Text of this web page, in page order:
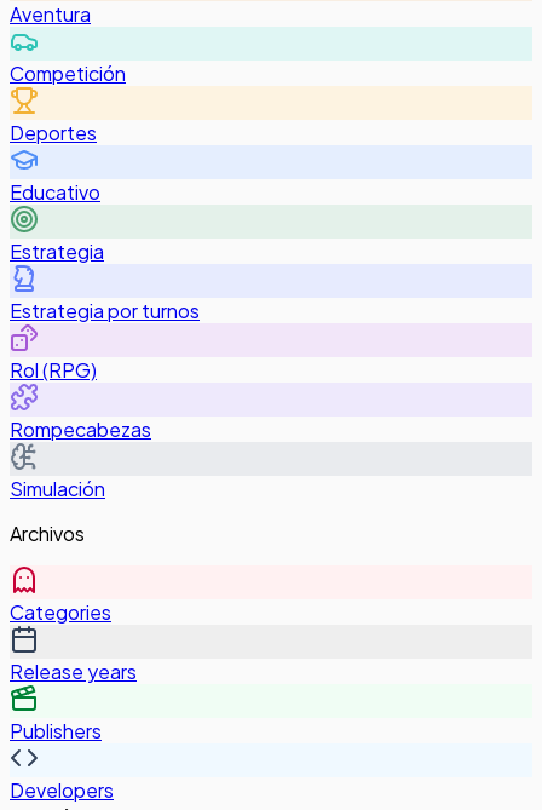
Aventura
Competición
Deportes
Educativo
Estrategia
Estrategia por turnos
Rol (RPG)
Rompecabezas
Simulación
Archivos
Categories
Release years
Publishers
Developers